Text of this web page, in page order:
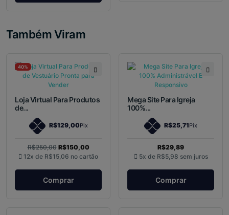
Também Viram
40%
Loja Virtual Para Produtos
de...
R$129,00Pix
R$250,00 R$150,00
12x de R$15,06 no cartão
Comprar
Mega Site Para Igreja
100%...
R$25,71Pix
R$29,89
5x de R$5,98 sem juros
Comprar